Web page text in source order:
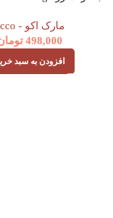
مارک اکو - ecco
498,000
افزودن به سبد